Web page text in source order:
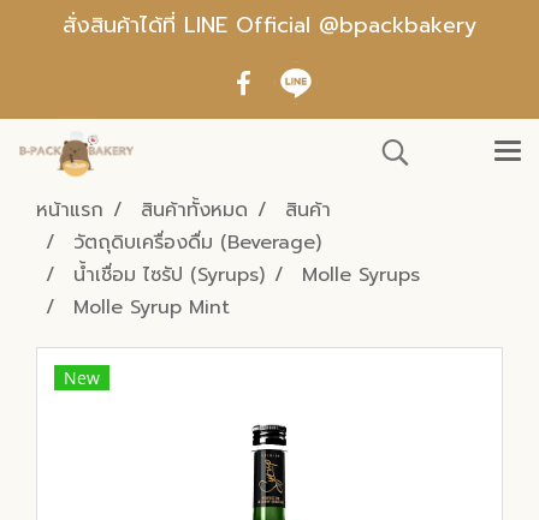
สั่งสินค้าได้ที่ LINE Official @bpackbakery
หน้าแรก สินค้าทั้งหมด
สินค้า
วัตถุดิบเครื่องดื่ม (Beverage)
น้ำเชื่อม ไซรัป (Syrups)
Molle Syrups
Molle Syrup Mint
New